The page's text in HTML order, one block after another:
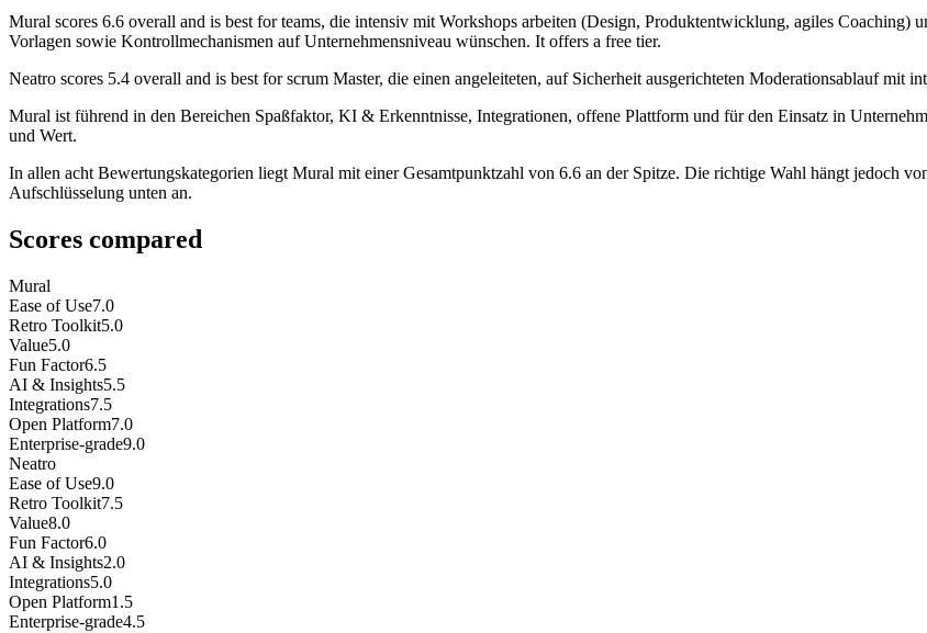
Mural scores 6.6 overall and is best for teams, die intensiv mit Workshops arbeiten (Design, Produktentwicklung, agiles Coaching)
Vorlagen sowie Kontrollmechanismen auf Unternehmensniveau wünschen. It offers a free tier.
Neatro scores 5.4 overall and is best for scrum Master, die einen angeleiteten, auf Sicherheit ausgerichteten Moderationsablauf mit
Mural ist führend in den Bereichen Spaßfaktor, KI & Erkenntnisse, Integrationen, offene Plattform und für den Einsatz in
und Wert.
In allen acht Bewertungskategorien liegt Mural mit einer Gesamtpunktzahl von 6.6 an der Spitze. Die richtige Wahl hängt jedoch
Aufschlüsselung unten an.
Scores compared
Mural
Ease of Use7.0
Retro Toolkit5.0
Value5.0
Fun Factor6.5
AI & Insights5.5
Integrations7.5
Open Platform7.0
Enterprise-grade9.0
Neatro
Ease of Use9.0
Retro Toolkit7.5
Value8.0
Fun Factor6.0
AI & Insights2.0
Integrations5.0
Open Platform1.5
Enterprise-grade4.5